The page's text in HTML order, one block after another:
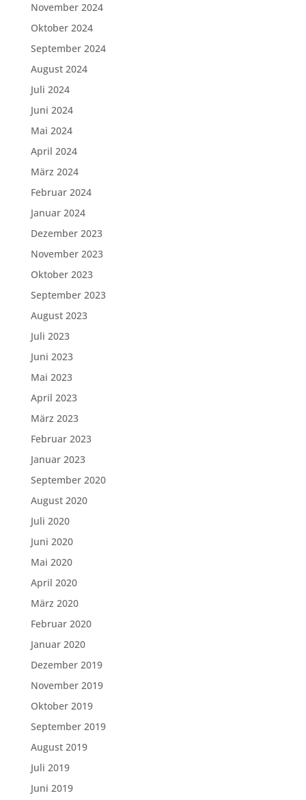
November 2024
Oktober 2024
September 2024
August 2024
Juli 2024
Juni 2024
Mai 2024
April 2024
März 2024
Februar 2024
Januar 2024
Dezember 2023
November 2023
Oktober 2023
September 2023
August 2023
Juli 2023
Juni 2023
Mai 2023
April 2023
März 2023
Februar 2023
Januar 2023
September 2020
August 2020
Juli 2020
Juni 2020
Mai 2020
April 2020
März 2020
Februar 2020
Januar 2020
Dezember 2019
November 2019
Oktober 2019
September 2019
August 2019
Juli 2019
Juni 2019